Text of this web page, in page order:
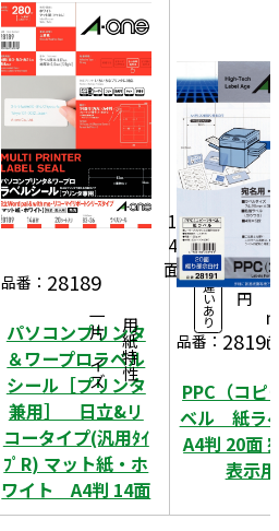
一片サイズ用紙特性
品番： 28189
パソコンプリンタ
＆ワープロラベル
シール［プリンタ
兼用］ 日立&リ
コータイプ(汎用ﾀｲ
ﾌﾟR) マット紙・ホ
ワイト A4判 14面
1
4
面
20
シ
ー
ト
入
数
違
い
あ
り
1,
5
1
8
円
8
3
6
品番： 28191
PPC（コピ
ベル 紙
A4判 20面
表示用